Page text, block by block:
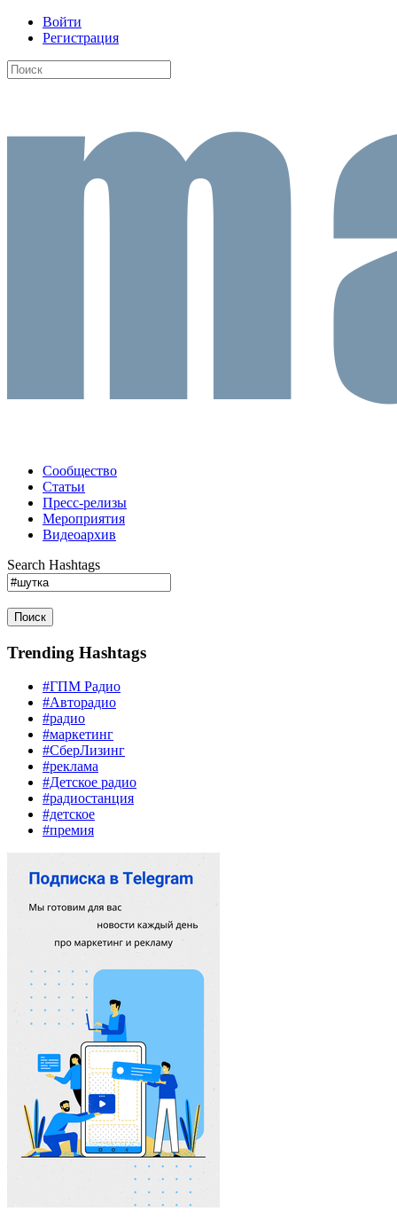
Войти
Регистрация
Сообщество
Статьи
Пресс-релизы
Мероприятия
Видеоархив
Search Hashtags
Поиск
Trending Hashtags
#ГПМ Радио
#Авторадио
#радио
#маркетинг
#СберЛизинг
#реклама
#Детское радио
#радиостанция
#детское
#премия